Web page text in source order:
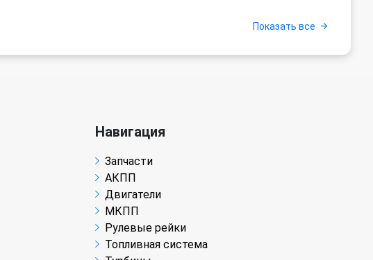
Показать все
Навигация
Запчасти
АКПП
Двигатели
МКПП
Рулевые рейки
Топливная система